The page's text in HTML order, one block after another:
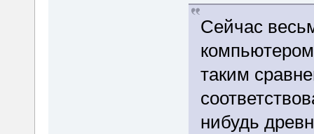
Сейчас
таким
нибудь